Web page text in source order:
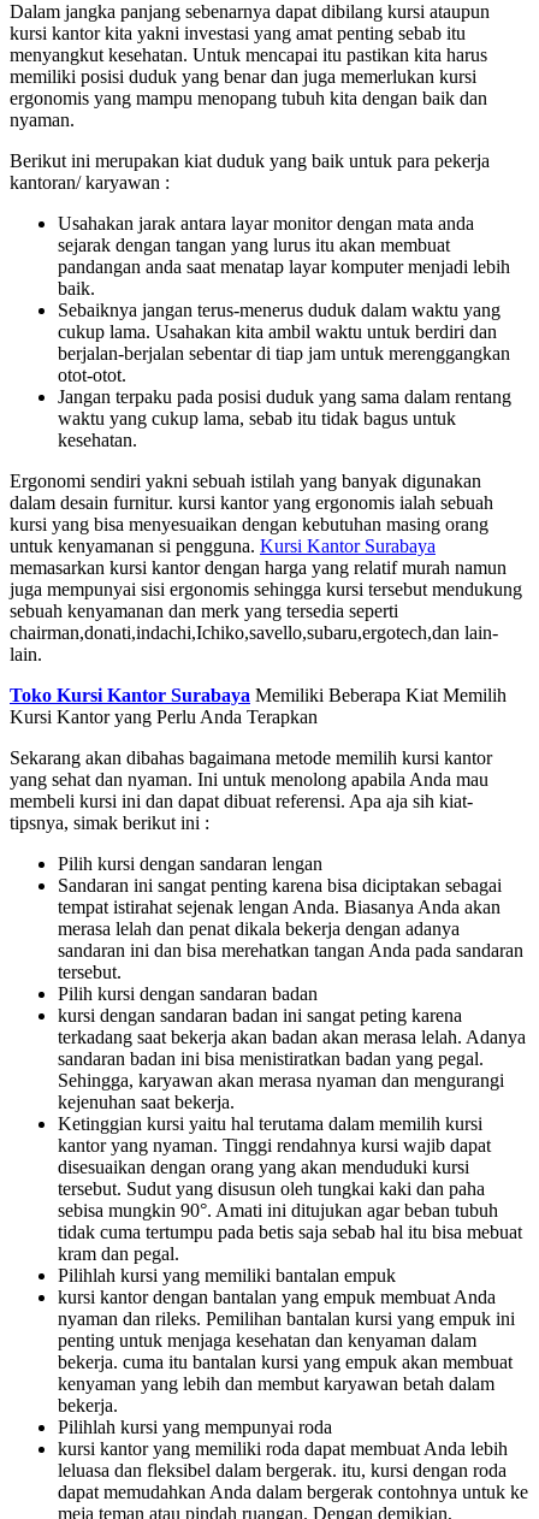
Dalam jangka panjang sebenarnya dapat dibilang kursi ataupun
kursi kantor kita yakni investasi yang amat penting sebab itu
menyangkut kesehatan. Untuk mencapai itu pastikan kita harus
memiliki posisi duduk yang benar dan juga memerlukan kursi
ergonomis yang mampu menopang tubuh kita dengan baik dan
nyaman.
Berikut ini merupakan kiat duduk yang baik untuk para pekerja
kantoran/ karyawan :
Usahakan jarak antara layar monitor dengan mata anda
sejarak dengan tangan yang lurus itu akan membuat
pandangan anda saat menatap layar komputer menjadi lebih
baik.
Sebaiknya jangan terus-menerus duduk dalam waktu yang
cukup lama. Usahakan kita ambil waktu untuk berdiri dan
berjalan-berjalan sebentar di tiap jam untuk merenggangkan
otot-otot.
Jangan terpaku pada posisi duduk yang sama dalam rentang
waktu yang cukup lama, sebab itu tidak bagus untuk
kesehatan.
Ergonomi sendiri yakni sebuah istilah yang banyak digunakan
dalam desain furnitur. kursi kantor yang ergonomis ialah sebuah
kursi yang bisa menyesuaikan dengan kebutuhan masing orang
untuk kenyamanan si pengguna. Kursi Kantor Surabaya
memasarkan kursi kantor dengan harga yang relatif murah namun
juga mempunyai sisi ergonomis sehingga kursi tersebut mendukung
sebuah kenyamanan dan merk yang tersedia seperti
chairman,donati,indachi,Ichiko,savello,subaru,ergotech,dan lain-
lain.
Toko Kursi Kantor Surabaya Memiliki Beberapa Kiat Memilih
Kursi Kantor yang Perlu Anda Terapkan
Sekarang akan dibahas bagaimana metode memilih kursi kantor
yang sehat dan nyaman. Ini untuk menolong apabila Anda mau
membeli kursi ini dan dapat dibuat referensi. Apa aja sih kiat-
tipsnya, simak berikut ini :
Pilih kursi dengan sandaran lengan
Sandaran ini sangat penting karena bisa diciptakan sebagai
tempat istirahat sejenak lengan Anda. Biasanya Anda akan
merasa lelah dan penat dikala bekerja dengan adanya
sandaran ini dan bisa merehatkan tangan Anda pada sandaran
tersebut.
Pilih kursi dengan sandaran badan
kursi dengan sandaran badan ini sangat peting karena
terkadang saat bekerja akan badan akan merasa lelah. Adanya
sandaran badan ini bisa menistiratkan badan yang pegal.
Sehingga, karyawan akan merasa nyaman dan mengurangi
kejenuhan saat bekerja.
Ketinggian kursi yaitu hal terutama dalam memilih kursi
kantor yang nyaman. Tinggi rendahnya kursi wajib dapat
disesuaikan dengan orang yang akan menduduki kursi
tersebut. Sudut yang disusun oleh tungkai kaki dan paha
sebisa mungkin 90°. Amati ini ditujukan agar beban tubuh
tidak cuma tertumpu pada betis saja sebab hal itu bisa mebuat
kram dan pegal.
Pilihlah kursi yang memiliki bantalan empuk
kursi kantor dengan bantalan yang empuk membuat Anda
nyaman dan rileks. Pemilihan bantalan kursi yang empuk ini
penting untuk menjaga kesehatan dan kenyaman dalam
bekerja. cuma itu bantalan kursi yang empuk akan membuat
kenyaman yang lebih dan membut karyawan betah dalam
bekerja.
Pilihlah kursi yang mempunyai roda
kursi kantor yang memiliki roda dapat membuat Anda lebih
leluasa dan fleksibel dalam bergerak. itu, kursi dengan roda
dapat memudahkan Anda dalam bergerak contohnya untuk ke
meja teman atau pindah ruangan. Dengan demikian,